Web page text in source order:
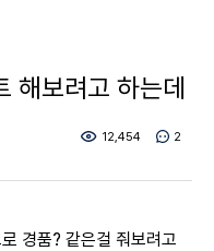
해보려고 하는데
12,454 2
경품? 같은걸 줘보려고